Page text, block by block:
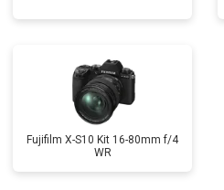
Fujifilm X-S10 Kit 16-80mm f/4
WR